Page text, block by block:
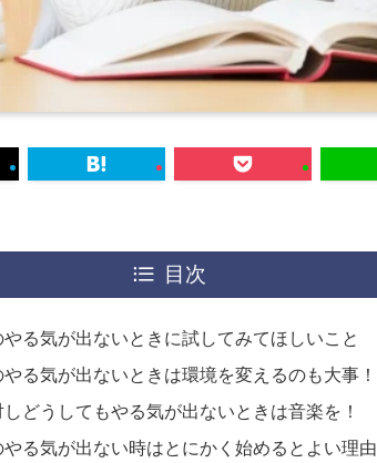
目次
る気が出ないときに試してみてほしいこと
る気が出ないときは環境を変えるのも大事！
どうしてもやる気が出ないときは音楽を！
る気が出ない時はとにかく始めるとよい理由